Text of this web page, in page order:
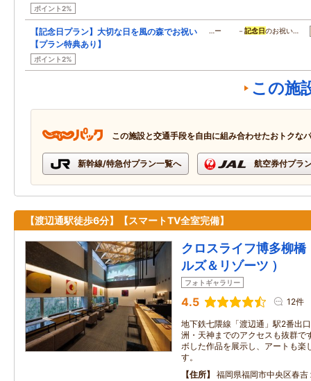
ポイント2%
【記念日プラン】大切な日を風の森でお祝い
【プラン特典あり】
ポイント2%
…ー －記念日のお祝い…
この施
この施設と交通手段を自由に組み合わせたおトクな
新幹線/特急付プラン一覧へ 航空券付プラ
【渡辺通駅徒歩6分】【スマートTV全室完備】
クロスライフ博多柳
ルズ＆リゾーツ ）
フォトギャラリー
4.5 12件
地下鉄七隈線「渡辺通」駅2番出
洲・天神までのアクセスも抜群で
ボした作品を展示し、アートも楽
す。
住所
福岡県福岡市中央区春吉